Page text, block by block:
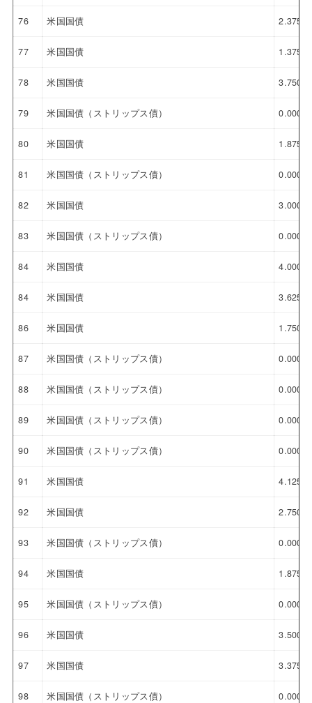
76 米国国債 2.375%
77 米国国債 1.375%
78 米国国債 3.750%
79 米国国債（ストリップス債） 0.000%
80 米国国債 1.875%
81 米国国債（ストリップス債） 0.000%
82 米国国債 3.000%
83 米国国債（ストリップス債） 0.000%
84 米国国債 4.000%
84 米国国債 3.625%
86 米国国債 1.750%
87 米国国債（ストリップス債） 0.000%
88 米国国債（ストリップス債） 0.000%
89 米国国債（ストリップス債） 0.000%
90 米国国債（ストリップス債） 0.000%
91 米国国債 4.125%
92 米国国債 2.750%
93 米国国債（ストリップス債） 0.000%
94 米国国債 1.875%
95 米国国債（ストリップス債） 0.000%
96 米国国債 3.500%
97 米国国債 3.375%
98 米国国債（ストリップス債） 0.000%